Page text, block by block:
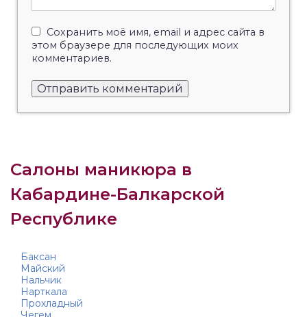
Сохранить моё имя, email и адрес сайта в
этом браузере для последующих моих
комментариев.
Салоны маникюра в
Кабардине-Балкарской
Республике
Баксан
Майский
Нальчик
Нарткала
Прохладный